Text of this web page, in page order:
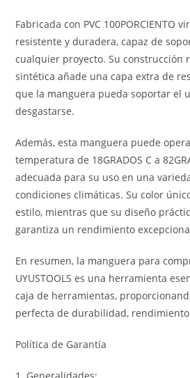
Fabricada con PVC 100PORCIENTO
resistente y duradera, capaz de
cualquier proyecto. Su construcción
sintética añade una capa extra de
que la manguera pueda soportar el
desgastarse.
Además, esta manguera puede
temperatura de 18GRADOS C a
adecuada para su uso en una
condiciones climáticas. Su color
estilo, mientras que su diseño
garantiza un rendimiento
En resumen, la manguera para
UYUSTOOLS es una herramienta
caja de herramientas,
perfecta de durabilidad,
Política de Garantía